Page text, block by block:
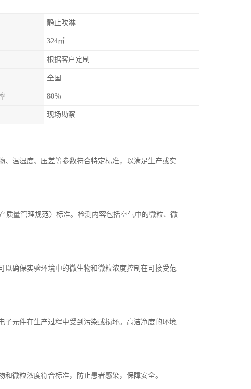
静止吹淋
324㎡
根据客户定制
全国
80％
现场勘察
温湿度、压差等参数符合特定标准，以满足生产或实
质量管理规范）标准。检测内容包括空气中的微粒、微
以确保实验环境中的微生物和微粒浓度控制在可接受范
元件在生产过程中受到污染或损坏。高洁净度的环境
微粒浓度符合标准，防止患者感染，保障安全。